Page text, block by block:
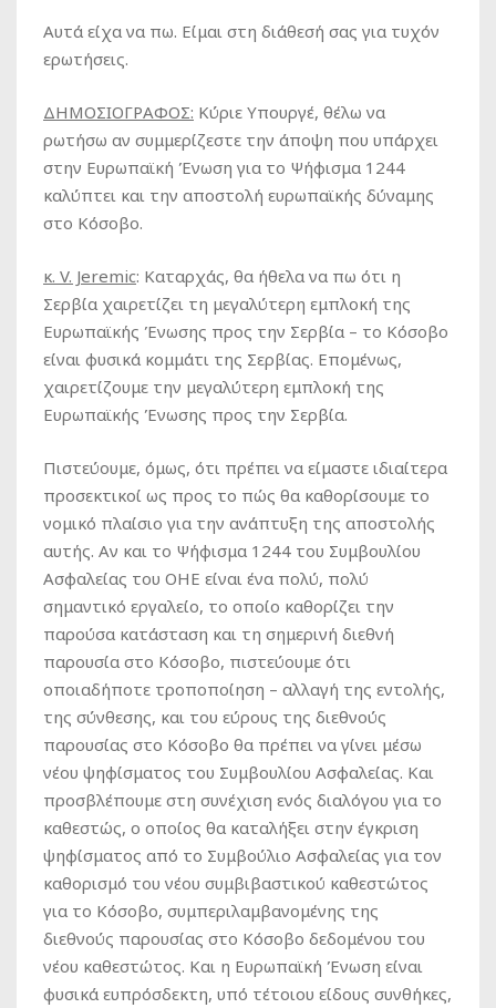
Αυτά είχα να πω. Είμαι στη διάθεσή σας για τυχόν
ερωτήσεις.
ΔΗΜΟΣΙΟΓΡΑΦΟΣ: Κύριε Υπουργέ, θέλω να
ρωτήσω αν συμμερίζεστε την άποψη που υπάρχει
στην Ευρωπαϊκή Ένωση για το Ψήφισμα 1244
καλύπτει και την αποστολή ευρωπαϊκής δύναμης
στο Κόσοβο.
κ. V. Jeremic: Καταρχάς, θα ήθελα να πω ότι η
Σερβία χαιρετίζει τη μεγαλύτερη εμπλοκή της
Ευρωπαϊκής Ένωσης προς την Σερβία – το Κόσοβο
είναι φυσικά κομμάτι της Σερβίας. Επομένως,
χαιρετίζουμε την μεγαλύτερη εμπλοκή της
Ευρωπαϊκής Ένωσης προς την Σερβία.
Πιστεύουμε, όμως, ότι πρέπει να είμαστε ιδιαίτερα
προσεκτικοί ως προς το πώς θα καθορίσουμε το
νομικό πλαίσιο για την ανάπτυξη της αποστολής
αυτής. Αν και το Ψήφισμα 1244 του Συμβουλίου
Ασφαλείας του ΟΗΕ είναι ένα πολύ, πολύ
σημαντικό εργαλείο, το οποίο καθορίζει την
παρούσα κατάσταση και τη σημερινή διεθνή
παρουσία στο Κόσοβο, πιστεύουμε ότι
οποιαδήποτε τροποποίηση – αλλαγή της εντολής,
της σύνθεσης, και του εύρους της διεθνούς
παρουσίας στο Κόσοβο θα πρέπει να γίνει μέσω
νέου ψηφίσματος του Συμβουλίου Ασφαλείας. Και
προσβλέπουμε στη συνέχιση ενός διαλόγου για το
καθεστώς, ο οποίος θα καταλήξει στην έγκριση
ψηφίσματος από το Συμβούλιο Ασφαλείας για τον
καθορισμό του νέου συμβιβαστικού καθεστώτος
για το Κόσοβο, συμπεριλαμβανομένης της
διεθνούς παρουσίας στο Κόσοβο δεδομένου του
νέου καθεστώτος. Και η Ευρωπαϊκή Ένωση είναι
φυσικά ευπρόσδεκτη, υπό τέτοιου είδους συνθήκες,